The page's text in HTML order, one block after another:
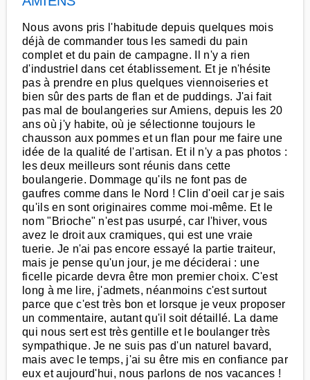
Nous avons pris l'habitude depuis quelques mois
déjà de commander tous les samedi du pain
complet et du pain de campagne. Il n'y a rien
d'industriel dans cet établissement. Et je n'hésite
pas à prendre en plus quelques viennoiseries et
bien sûr des parts de flan et de puddings. J'ai fait
pas mal de boulangeries sur Amiens, depuis les 20
ans où j'y habite, où je sélectionne toujours le
chausson aux pommes et un flan pour me faire une
idée de la qualité de l'artisan. Et il n'y a pas photos :
les deux meilleurs sont réunis dans cette
boulangerie. Dommage qu'ils ne font pas de
gaufres comme dans le Nord ! Clin d'oeil car je sais
qu'ils en sont originaires comme moi-même. Et le
nom "Brioche" n'est pas usurpé, car l'hiver, vous
avez le droit aux cramiques, qui est une vraie
tuerie. Je n'ai pas encore essayé la partie traiteur,
mais je pense qu'un jour, je me déciderai : une
ficelle picarde devra être mon premier choix. C'est
long à me lire, j'admets, néanmoins c'est surtout
parce que c'est très bon et lorsque je veux proposer
un commentaire, autant qu'il soit détaillé. La dame
qui nous sert est très gentille et le boulanger très
sympathique. Je ne suis pas d'un naturel bavard,
mais avec le temps, j'ai su être mis en confiance par
eux et aujourd'hui, nous parlons de nos vacances !